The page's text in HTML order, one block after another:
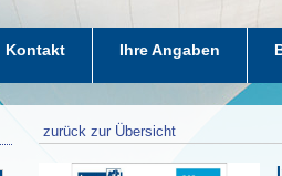
Kontakt Ihre Angaben
zurück zur Übersicht